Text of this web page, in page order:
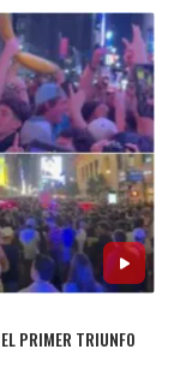
PRIMER TRIUNFO